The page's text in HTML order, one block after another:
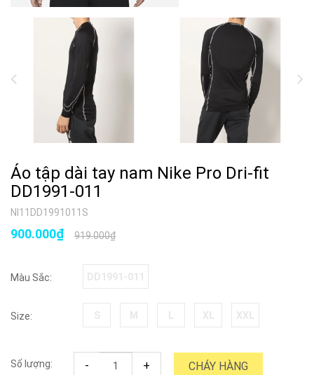
Áo tập dài tay nam Nike Pro Dri-fit
DD1991-011
NI11DD1991011S
919.000₫
900.000₫
Màu Sắc:
Size:
Số lượng: - + CHÁY HÀNG